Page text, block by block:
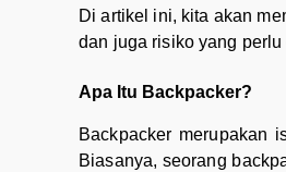
Di artikel ini, kita akan
dan juga risiko yang
Apa Itu Backpacker?
Backpacker merupakan
Biasanya, seorang